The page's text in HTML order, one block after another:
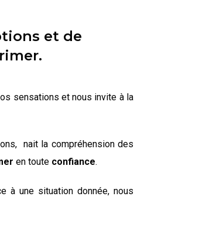
et de
sensations et nous invite à la
nait la compréhension des
en toute confiance.
à une situation donnée, nous